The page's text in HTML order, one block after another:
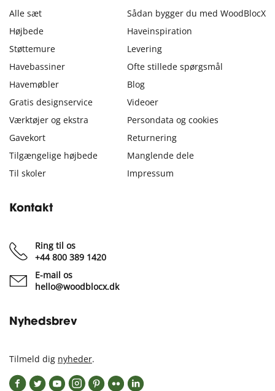
Alle sæt
Højbede
Støttemure
Havebassiner
Havemøbler
Gratis designservice
Værktøjer og ekstra
Gavekort
Tilgængelige højbede
Til skoler
Sådan bygger du med WoodBlocX
Haveinspiration
Levering
Ofte stillede spørgsmål
Blog
Videoer
Persondata og cookies
Returnering
Manglende dele
Impressum
Kontakt
Ring til os
+44 800 389 1420
E-mail os
hello@woodblocx.dk
Nyhedsbrev
Tilmeld dig nyheder.